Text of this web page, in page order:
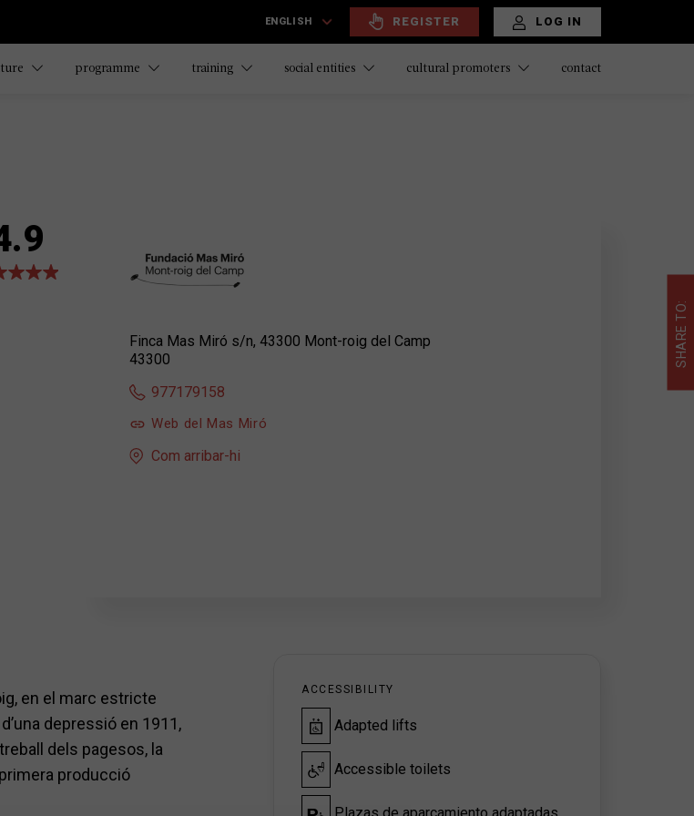
ENGLISH REGISTER LOG IN
programme training social entities cultural promoters contact
Finca Mas Miró s/n, 43300 Mont-roig del Camp
43300
977179158
Web del Mas Miró
Com arribar-hi
en el marc estricte
depressió en 1911,
dels pagesos, la
producció
ACCESSIBILITY
Adapted lifts
Accessible toilets
SHARE TO: